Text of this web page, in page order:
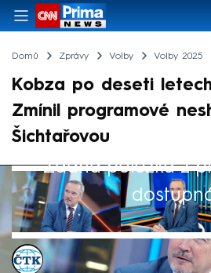
Domů Zprávy Volby Volby 2025
Kobza po deseti
Zmínil programové
Šichtařovou
Žádná položka z
ČTK
2. čvc 2025, 10:39